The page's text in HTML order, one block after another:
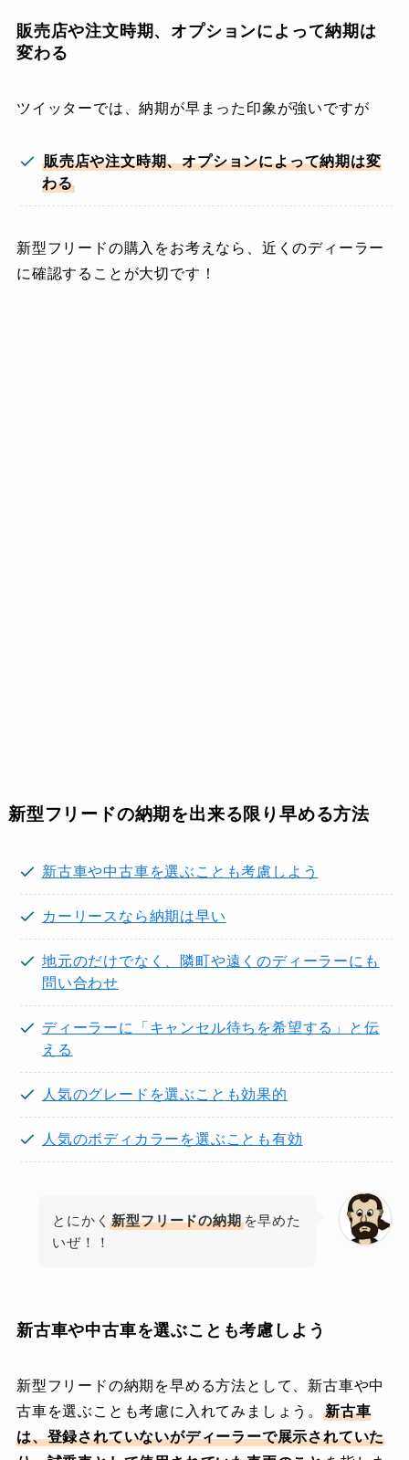
販売店や注文時期、オプションによって納期は
変わる
ツイッターでは、納期が早まった印象が強いですが
販売店や注文時期、オプションによって納期は変
わる
新型フリードの購入をお考えなら、近くのディーラー
に確認することが大切です！
新型フリードの納期を出来る限り早める方法
新古車や中古車を選ぶことも考慮しよう
カーリースなら納期は早い
地元のだけでなく、隣町や遠くのディーラーにも
問い合わせ
ディーラーに「キャンセル待ちを希望する」と伝
える
人気のグレードを選ぶことも効果的
人気のボディカラーを選ぶことも有効
とにかく新型フリードの納期を早めた
いぜ！！
新古車や中古車を選ぶことも考慮しよう
新型フリードの納期を早める方法として、新古車や中
古車を選ぶことも考慮に入れてみましょう。新古車
は、登録されていないがディーラーで展示されていた